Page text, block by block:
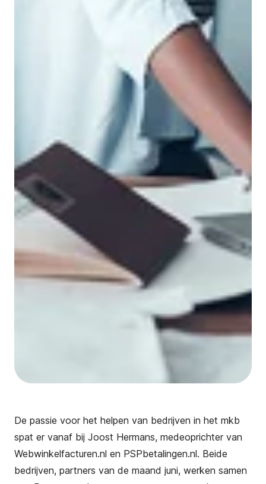
De passie voor het helpen van bedrijven in het mkb
spat er vanaf bij Joost Hermans, medeoprichter van
Webwinkelfacturen.nl en PSPbetalingen.nl. Beide
bedrijven, partners van de maand juni, werken samen